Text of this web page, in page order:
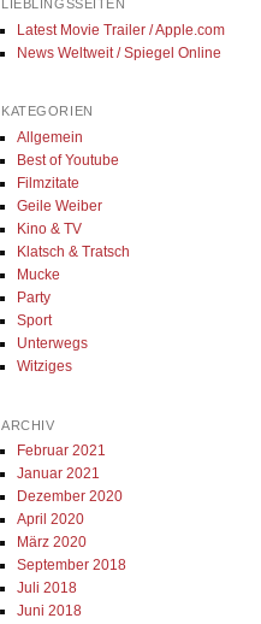
LIEBLINGSSEITEN
Latest Movie Trailer / Apple.com
News Weltweit / Spiegel Online
KATEGORIEN
Allgemein
Best of Youtube
Filmzitate
Geile Weiber
Kino & TV
Klatsch & Tratsch
Mucke
Party
Sport
Unterwegs
Witziges
ARCHIV
Februar 2021
Januar 2021
Dezember 2020
April 2020
März 2020
September 2018
Juli 2018
Juni 2018